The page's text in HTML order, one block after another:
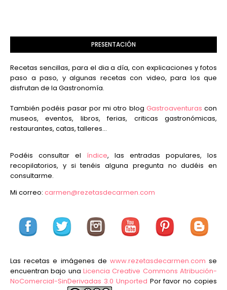
PRESENTACIÓN
Recetas sencillas, para el dia a día, con explicaciones y fotos
paso a paso, y algunas recetas con video, para los que
disfrutan de la Gastronomía.
También podéis pasar por mi otro blog Gastroaventuras con
museos, eventos, libros, ferias, criticas gastronómicas,
restaurantes, catas, talleres...
Podéis consultar el índice, las entradas populares, los
recopilatorios, y si tenéis alguna pregunta no dudéis en
consultarme.
Mi correo: carmen@rezetasdecarmen.com
Las recetas e imágenes de www.rezetasdecarmen.com se
encuentran bajo una Licencia Creative Commons Atribución-
NoComercial-SinDerivadas 3.0 Unported Por favor no copies